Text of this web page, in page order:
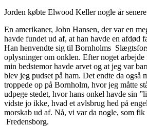
Jorden købte Elwood Keller nogle år
En amerikaner, John Hansen, der var en
havde fundet ud af, at han havde en afdød
Han henvendte sig til Bornholms
oplysninger om onklen. Efter noget arbejde
min bedstemor havde arvet og at jeg var
blev jeg pudset på ham. Det endte da også
troppede op på Bornholm, hvor jeg måtte
udpege stedet, hvor hans onkel havde sin
vidste jo ikke, hvad et avlsbrug hed på
morskab ud af. Nå, vi var da nogle, som
Fredensborg.